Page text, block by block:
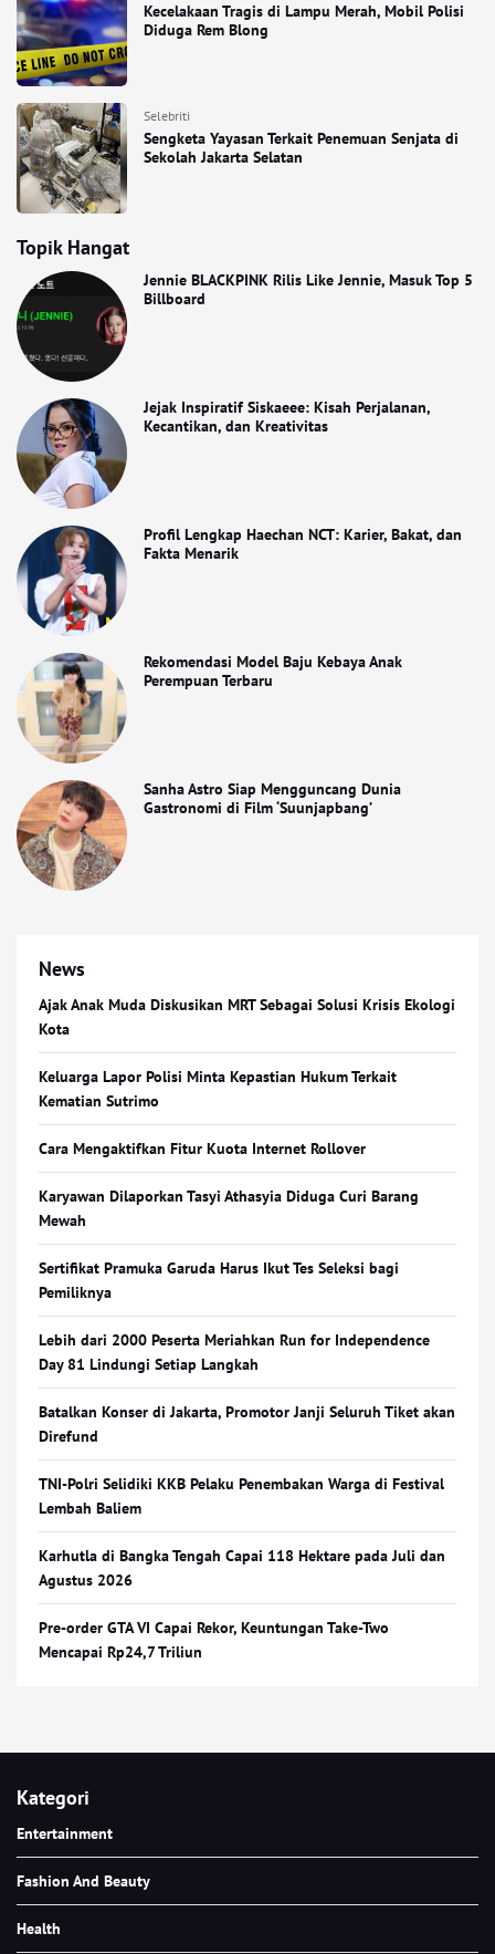
Kecelakaan Tragis di Lampu Merah, Mobil Polisi
Diduga Rem Blong
Selebriti
Sengketa Yayasan Terkait Penemuan Senjata di
Sekolah Jakarta Selatan
Topik Hangat
Jennie BLACKPINK Rilis Like Jennie, Masuk Top 5
Billboard
Jejak Inspiratif Siskaeee: Kisah Perjalanan,
Kecantikan, dan Kreativitas
Profil Lengkap Haechan NCT: Karier, Bakat, dan
Fakta Menarik
Rekomendasi Model Baju Kebaya Anak
Perempuan Terbaru
Sanha Astro Siap Mengguncang Dunia
Gastronomi di Film ‘Suunjapbang’
News
Ajak Anak Muda Diskusikan MRT Sebagai Solusi Krisis Ekologi
Kota
Keluarga Lapor Polisi Minta Kepastian Hukum Terkait
Kematian Sutrimo
Cara Mengaktifkan Fitur Kuota Internet Rollover
Karyawan Dilaporkan Tasyi Athasyia Diduga Curi Barang
Mewah
Sertifikat Pramuka Garuda Harus Ikut Tes Seleksi bagi
Pemiliknya
Lebih dari 2000 Peserta Meriahkan Run for Independence
Day 81 Lindungi Setiap Langkah
Batalkan Konser di Jakarta, Promotor Janji Seluruh Tiket akan
Direfund
TNI-Polri Selidiki KKB Pelaku Penembakan Warga di Festival
Lembah Baliem
Karhutla di Bangka Tengah Capai 118 Hektare pada Juli dan
Agustus 2026
Pre-order GTA VI Capai Rekor, Keuntungan Take-Two
Mencapai Rp24,7 Triliun
Kategori
Entertainment
Fashion And Beauty
Health